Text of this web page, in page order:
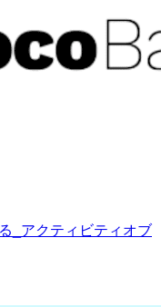
_アクティビティオブ